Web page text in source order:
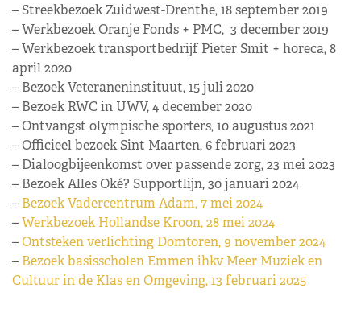
– Streekbezoek Zuidwest-Drenthe, 18 september 2019
– Werkbezoek Oranje Fonds + PMC, 3 december 2019
– Werkbezoek transportbedrijf Pieter Smit + horeca, 8
april 2020
– Bezoek Veteraneninstituut, 15 juli 2020
– Bezoek RWC in UWV, 4 december 2020
– Ontvangst olympische sporters, 10 augustus 2021
– Officieel bezoek Sint Maarten, 6 februari 2023
– Dialoogbijeenkomst over passende zorg, 23 mei 2023
– Bezoek Alles Oké? Supportlijn, 30 januari 2024
– Bezoek Vadercentrum Adam, 7 mei 2024
–Werkbezoek Hollandse Kroon, 28 mei 2024
–Ontsteken verlichting Domtoren, 9 november 2024
– Bezoek basisscholen Emmen ihkv Meer Muziek en
Cultuur in de Klas en Omgeving, 13 februari 2025